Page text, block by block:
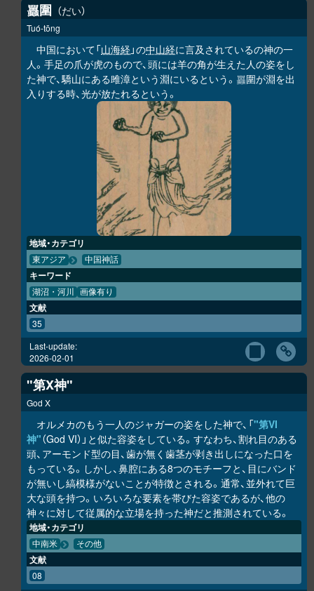
𧕛圍 だい
Tuó-tōng
中国において「山海経 」の中山経に言及されているの神の一
人。手足の爪が虎のもので、頭には羊の角が生えた人の姿をし
た神で、驕山にある雎漳という淵にいるという。 𧕛圍が淵を出
入りする時、光が放たれるという。
地域・カテゴリ
東アジア 中国神話
キーワード
湖沼・河川 画像有り
文献
35
Last-update:
2026-02-01
"第X神"
God X
オルメカのもう一人のジャガーの姿をした神で、「"第VI
神"（God VI）」と似た容姿をしている。すなわち、割れ目のある
頭、アーモンド型の目、歯が無く歯茎が剥き出しになった口を
もっている。しかし、鼻腔にある8つのモチーフと、目にバンド
が無いし縞模様がないことが特徴とされる。通常、並外れて巨
大な頭を持つ。いろいろな要素を帯びた容姿であるが、他の
神々に対して従属的な立場を持った神だと推測されている。
地域・カテゴリ
中南米 その他
文献
08